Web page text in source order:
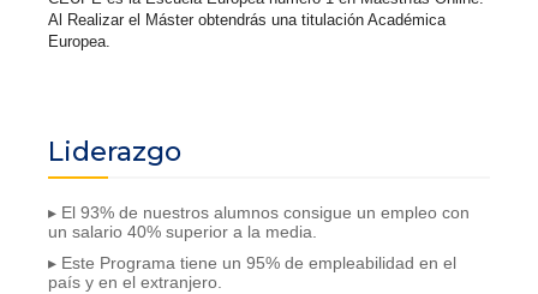
Al Realizar el Máster obtendrás una titulación Académica
Europea.
Liderazgo
▸ El 93% de nuestros alumnos consigue un empleo con
un salario 40% superior a la media.
▸ Este Programa tiene un 95% de empleabilidad en el
país y en el extranjero.